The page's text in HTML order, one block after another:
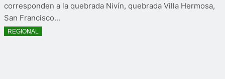
corresponden a la quebrada Nivín, quebrada Villa Hermosa,
San Francisco...
REGIONAL